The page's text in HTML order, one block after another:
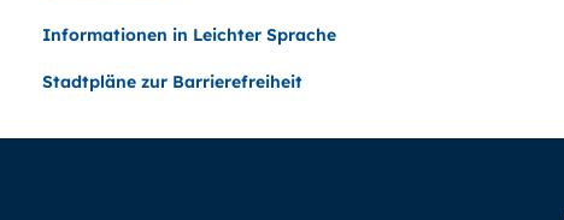
Informationen in Leichter Sprache
Stadtpläne zur Barrierefreiheit